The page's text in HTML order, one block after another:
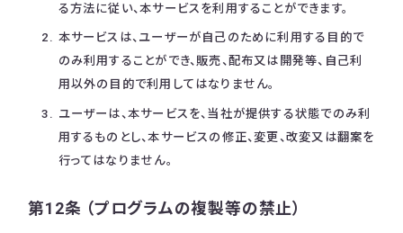
る方法に従い、本サービスを利用することができます。
本サービスは、ユーザーが自己のために利用する目的で
のみ利用することができ、販売、配布又は開発等、自己利
用以外の目的で利用してはなりません。
ユーザーは、本サービスを、当社が提供する状態でのみ利
用するものとし、本サービスの修正、変更、改変又は翻案を
行ってはなりません。
第12条 （プログラムの複製等の禁止）